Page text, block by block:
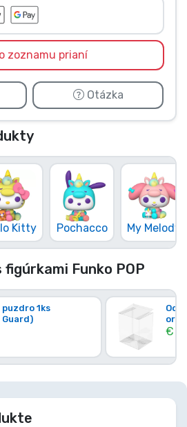
zoznamu prianí
Otázka
Kitty Pochacco My Melody
figúrkami Funko POP
1ks
€